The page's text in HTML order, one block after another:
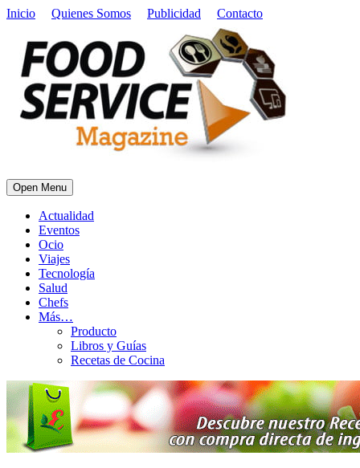
Inicio Quienes Somos Publicidad Contacto
Open Menu
Actualidad
Eventos
Ocio
Viajes
Tecnología
Salud
Chefs
Más…
Producto
Libros y Guías
Recetas de Cocina